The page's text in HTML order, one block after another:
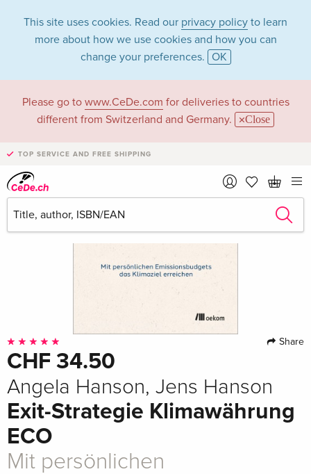
This site uses cookies. Read our privacy policy to learn
more about how we use cookies and how you can
change your preferences. OK
Please go to www.CeDe.com for deliveries to countries
different from Switzerland and Germany.
Close
TOP SERVICE AND FREE SHIPPING
Share
CHF 34.50
Angela Hanson, Jens Hanson
Exit-Strategie Klimawährung
ECO
Mit persönlichen